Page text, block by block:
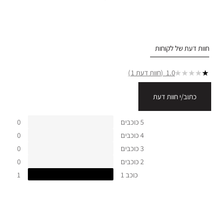
חוות דעת של לקוחות
1.0 חוות דעת 1
כתוב/י חוות דעת
5 כוכבים
0
4 כוכבים
0
3 כוכבים
0
2 כוכבים
0
כוכב 1
1